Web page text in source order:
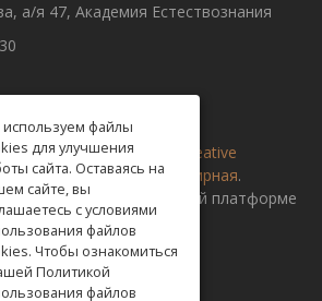
а/я 47, Академия Естествознания
доступны полицензии Creative
(«Атрибуция») 4.0 Всемирная.
издательской платформе
файлы
для улучшения
сайта. Оставаясь на
сайте, вы
с условиями
файлов
Чтобы ознакомиться
Политикой
файлов